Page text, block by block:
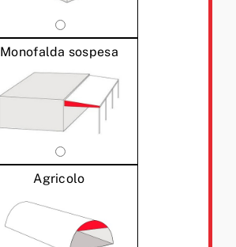
Monofalda sospesa
Agricolo